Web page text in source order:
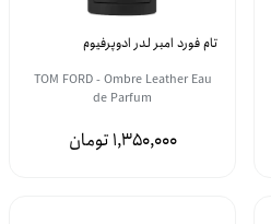
تام فورد امبر لدر ادوپرفیوم
TOM FORD - Ombre Leather Eau
de Parfum
1,350,000